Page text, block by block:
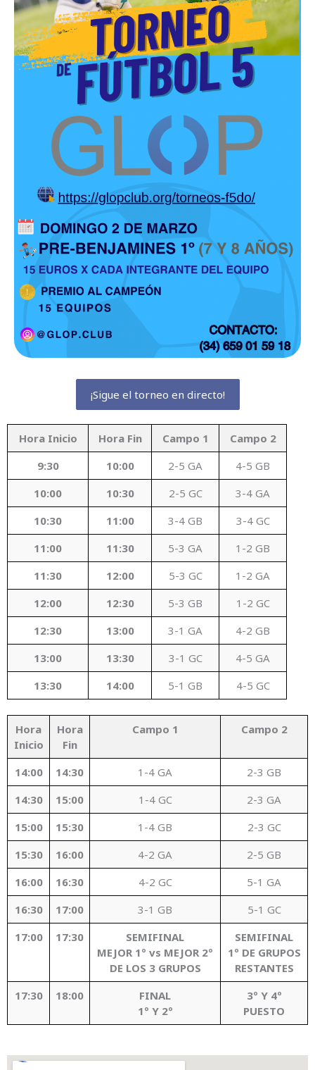
¡Sigue el torneo en directo!
Hora Inicio Hora Fin Campo 1
Campo 2
9:30
10:00 2-5 GA
4-5 GB
10:00
10:30 2-5 GC
3-4 GA
10:30
11:00 3-4 GB
3-4 GC
11:00
11:30 5-3 GA
1-2 GB
11:30
12:00 5-3 GC
1-2 GA
12:00
12:30 5-3 GB
1-2 GC
12:30
13:00 3-1 GA
4-2 GB
13:00
13:30 3-1 GC
4-5 GA
13:30
14:00 5-1 GB 4-5 GC
Hora
Inicio
Hora
Fin
Campo 1 Campo 2
14:00 14:30 1-4 GA
2-3 GB
14:30
15:00 1-4 GC
2-3 GA
15:00
15:30 1-4 GB
2-3 GC
15:30
16:00 4-2 GA
2-5 GB
16:00
16:30 4-2 GC
5-1 GA
16:30
17:00 3-1 GB
5-1 GC
17:00
17:30
SEMIFINAL
MEJOR 1º vs MEJOR 2º
DE LOS 3 GRUPOS
SEMIFINAL
1º DE GRUPOS
RESTANTES
17:30
18:00
FINAL
1º Y 2º
3º Y 4º
PUESTO